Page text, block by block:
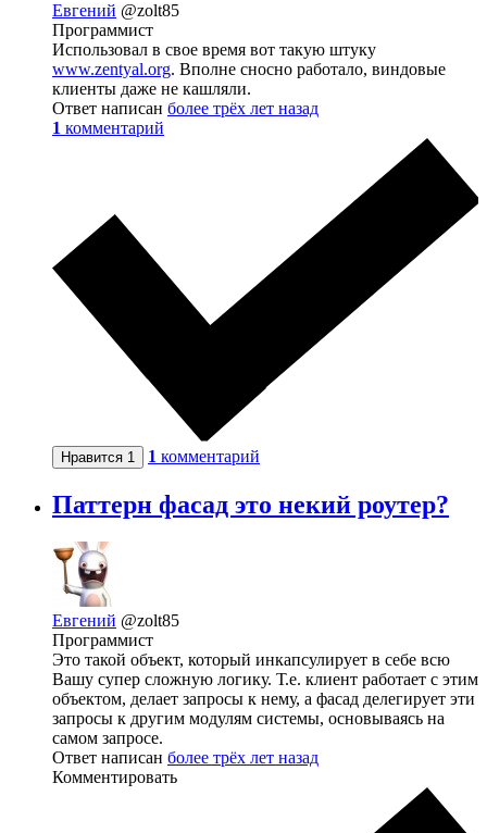
Евгений @zolt85
Программист
Использовал в свое время вот такую штуку
www.zentyal.org. Вполне сносно работало, виндовые
клиенты даже не кашляли.
Ответ написан более трёх лет назад
1 комментарий
Нравится 1 1 комментарий
Паттерн фасад это некий роутер?
Евгений @zolt85
Программист
Это такой объект, который инкапсулирует в себе всю
Вашу супер сложную логику. Т.е. клиент работает с этим
объектом, делает запросы к нему, а фасад делегирует эти
запросы к другим модулям системы, основываясь на
самом запросе.
Ответ написан более трёх лет назад
Комментировать